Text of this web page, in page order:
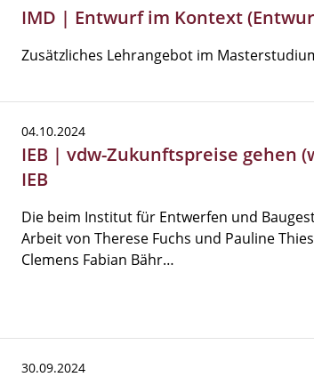
IMD | Entwurf im Kontext
Zusätzliches Lehrangebot im
04.10.2024
IEB | vdw-Zukunftspreise gehen
IEB
Die beim Institut für Entwerfen und
Arbeit von Therese Fuchs und Pauline
Clemens Fabian Bähr…
30.09.2024